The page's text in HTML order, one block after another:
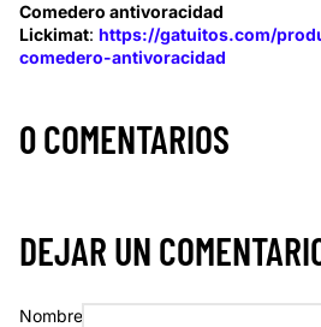
Comedero antivoracidad
Lickimat: https://gatuitos.com/
comedero-antivoracidad
0 COMENTARIOS
DEJAR UN
Nombre